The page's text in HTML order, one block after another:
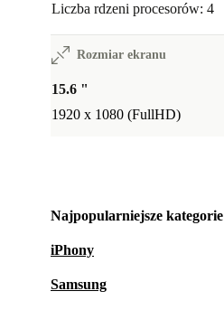
Liczba rdzeni procesorów: 4
Rozmiar ekranu
15.6 "
1920 x 1080 (FullHD)
Najpopularniejsze kategorie
iPhony
Samsung